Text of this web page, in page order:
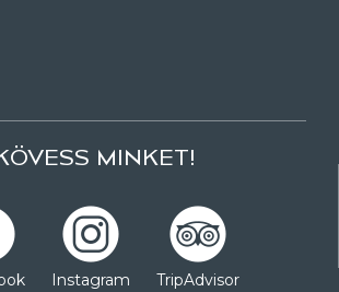
MINKET!
Instagram TripAdvisor